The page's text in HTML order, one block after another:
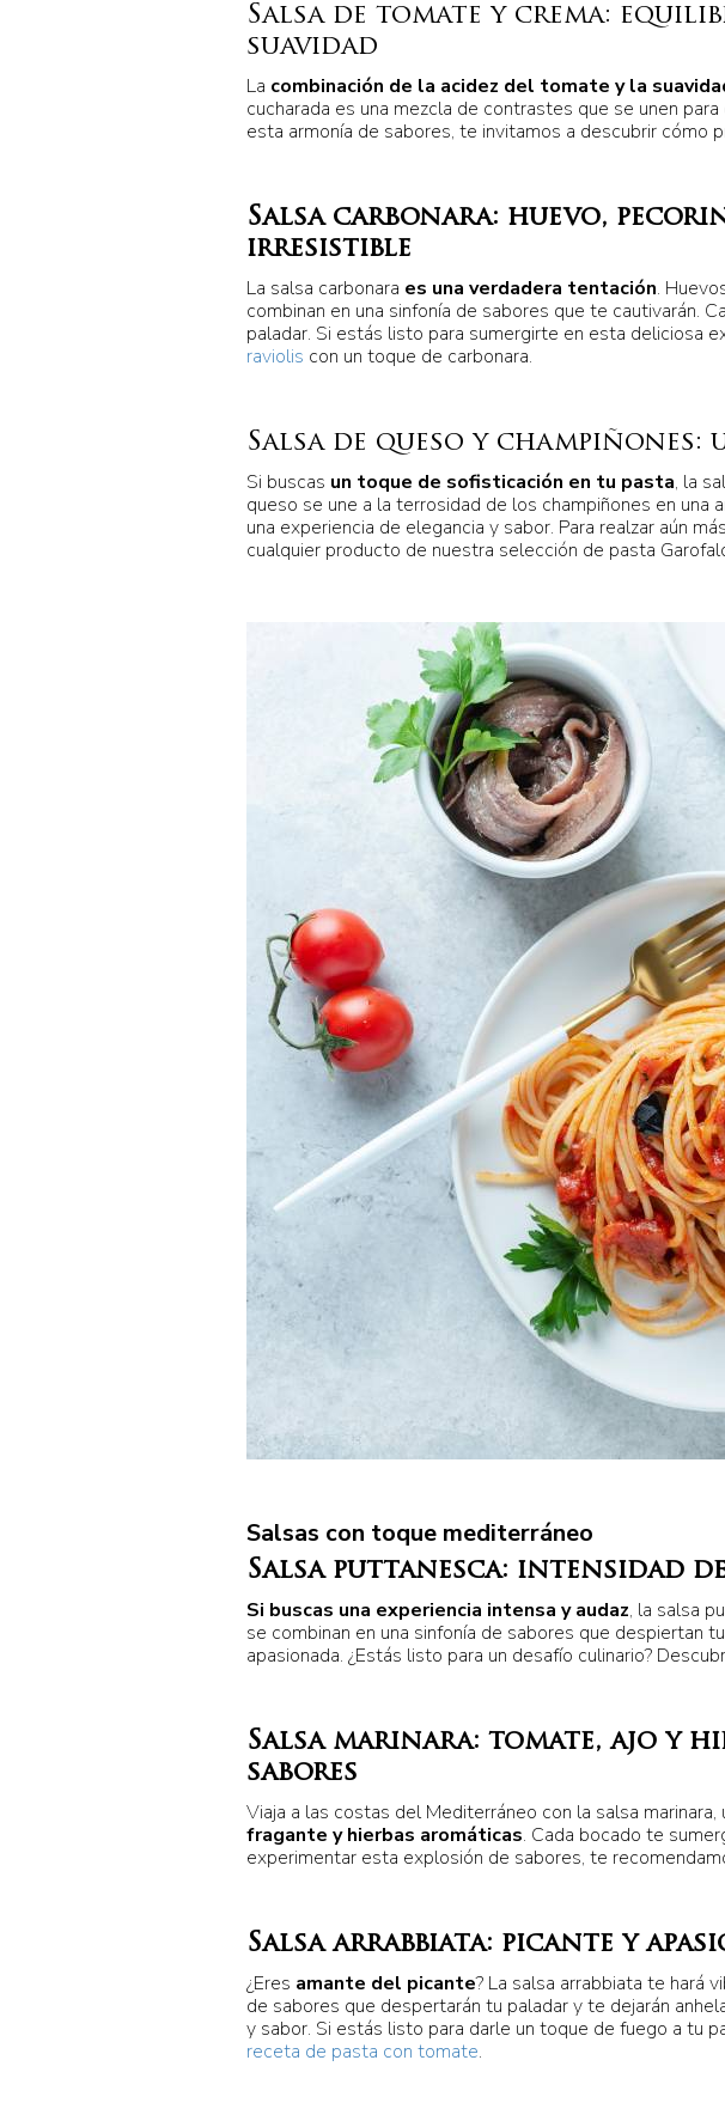
Salsa de tomate y crema:
suavidad
La combinación de la acidez del tomate y la
cucharada es una mezcla de contrastes que se unen
esta armonía de sabores, te invitamos a descubrir cómo
Salsa carbonara: huevo,
irresistible
La salsa carbonara es una verdadera tentación.
combinan en una sinfonía de sabores que te cautivarán.
paladar. Si estás listo para sumergirte en esta deliciosa
raviolis con un toque de carbonara.
Salsa de queso y
Si buscas un toque de sofisticación en tu pasta, la
queso se une a la terrosidad de los champiñones en
una experiencia de elegancia y sabor. Para realzar aún
cualquier producto de nuestra selección de pasta
Salsas con toque mediterráneo
Salsa puttanesca: intensidad
Si buscas una experiencia intensa y audaz, la salsa
se combinan en una sinfonía de sabores que despiertan
apasionada. ¿Estás listo para un desafío culinario?
Salsa marinara: tomate, ajo y
sabores
Viaja a las costas del Mediterráneo con la salsa marinara,
fragante y hierbas aromáticas. Cada bocado te
experimentar esta explosión de sabores, te
Salsa arrabbiata: picante y
¿Eres amante del picante? La salsa arrabbiata te hará
de sabores que despertarán tu paladar y te dejarán
y sabor. Si estás listo para darle un toque de fuego a tu
receta de pasta con tomate.